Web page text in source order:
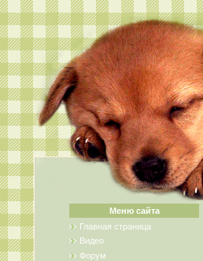
Меню сайта
Главная страница
Видео
Форум